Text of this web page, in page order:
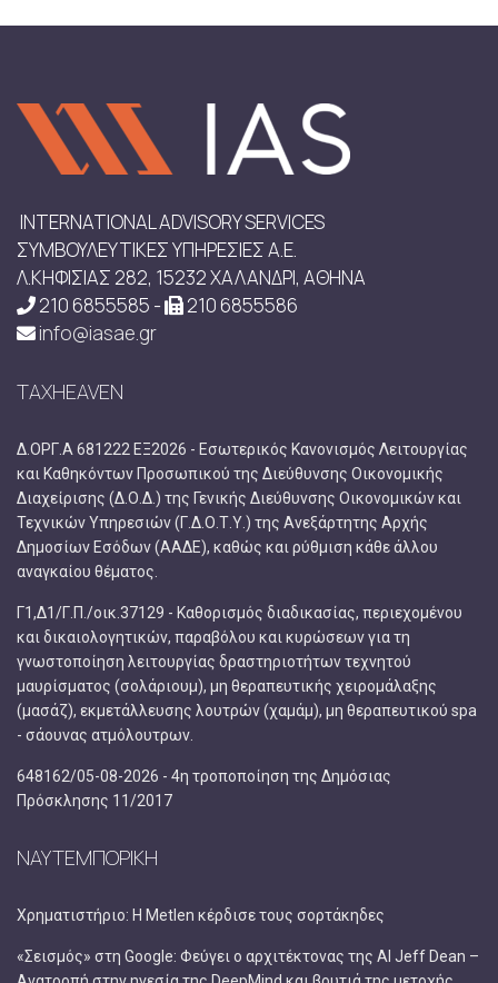
INTERNATIONAL ADVISORY SERVICES
ΣΥΜΒΟΥΛΕΥΤΙΚΕΣ ΥΠΗΡΕΣΙΕΣ Α.Ε.
Λ.ΚΗΦΙΣΙΑΣ 282, 15232 ΧΑΛΑΝΔΡΙ, ΑΘΗΝΑ
210 6855585 -
210 6855586
info@iasae.gr
TAXHEAVEN
Δ.ΟΡΓ.Α 681222 ΕΞ2026 - Εσωτερικός Κανονισμός Λειτουργίας
και Καθηκόντων Προσωπικού της Διεύθυνσης Οικονομικής
Διαχείρισης (Δ.Ο.Δ.) της Γενικής Διεύθυνσης Οικονομικών και
Τεχνικών Υπηρεσιών (Γ.Δ.Ο.Τ.Υ.) της Ανεξάρτητης Αρχής
Δημοσίων Εσόδων (ΑΑΔΕ), καθώς και ρύθμιση κάθε άλλου
αναγκαίου θέματος.
Γ1,Δ1/Γ.Π./οικ.37129 - Καθορισμός διαδικασίας, περιεχομένου
και δικαιολογητικών, παραβόλου και κυρώσεων για τη
γνωστοποίηση λειτουργίας δραστηριοτήτων τεχνητού
μαυρίσματος (σολάριουμ), μη θεραπευτικής χειρομάλαξης
(μασάζ), εκμετάλλευσης λουτρών (χαμάμ), μη θεραπευτικού spa
- σάουνας ατμόλουτρων.
648162/05-08-2026 - 4η τροποποίηση της Δημόσιας
Πρόσκλησης 11/2017
ΝΑΥΤΕΜΠΟΡΙΚΗ
Χρηματιστήριο: Η Metlen κέρδισε τους σορτάκηδες
«Σεισμός» στη Google: Φεύγει ο αρχιτέκτονας της AI Jeff Dean –